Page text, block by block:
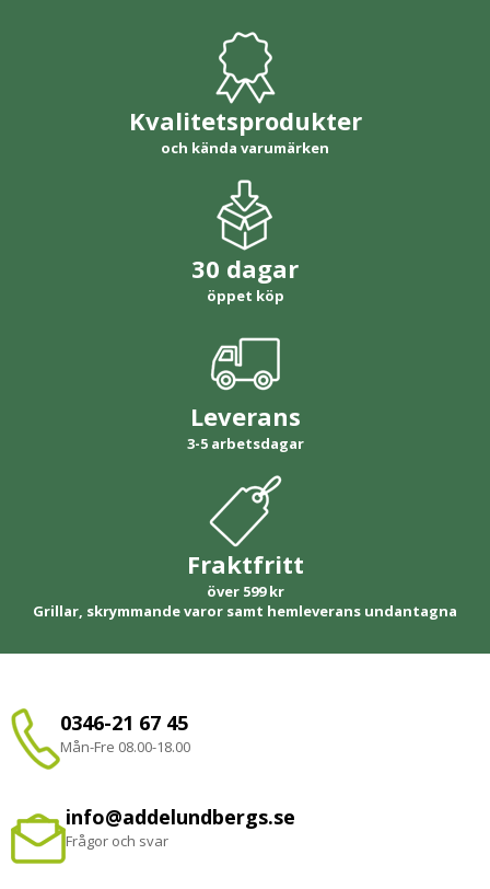
Kvalitetsprodukter
och kända varumärken
30 dagar
öppet köp
Leverans
3-5 arbetsdagar
Fraktfritt
över 599 kr
Grillar, skrymmande varor samt hemleverans undantagna
0346-21 67 45
Mån-Fre 08.00-18.00
info@addelundbergs.se
Frågor och svar